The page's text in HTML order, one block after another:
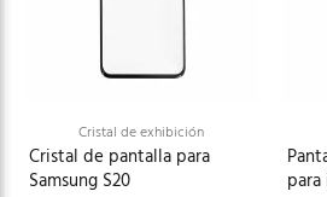
Cristal de exhibición
Cristal de pantalla para
Samsung S20